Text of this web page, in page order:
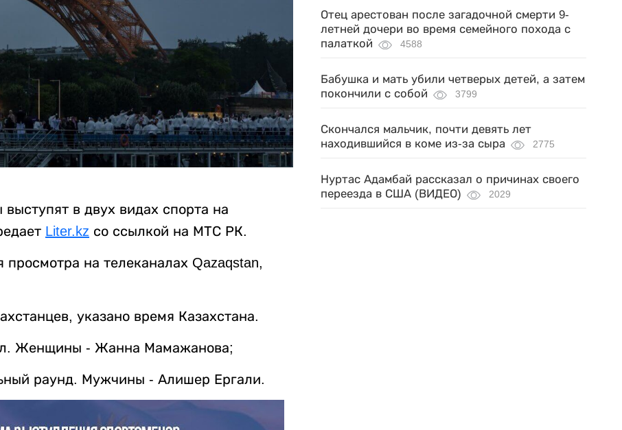
выступят в двух видах спорта на
Liter.kz со ссылкой на МТС РК.
на телеканалах Qazaqstan,
указано время Казахстана.
Женщины - Жанна Мамажанова;
раунд. Мужчины - Алишер Ергали.
Отец арестован после загадочной смерти 9-
летней дочери во время семейного похода с
палаткой
4588
Бабушка и мать убили четверых детей, а затем
покончили с собой
3799
Скончался мальчик, почти девять лет
находившийся в коме из-за сыра
2775
Нуртас Адамбай рассказал о причинах своего
переезда в США (ВИДЕО)
2029